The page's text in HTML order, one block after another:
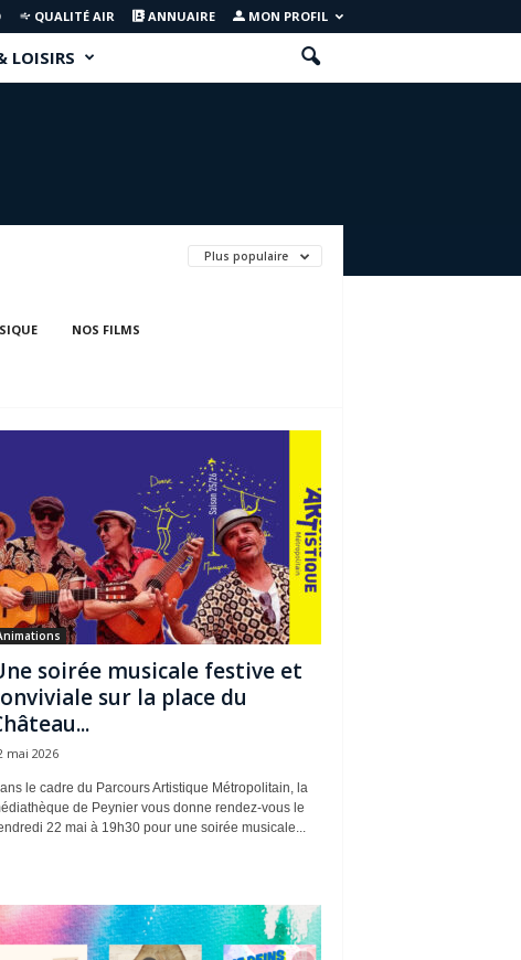
QUALITÉ AIR ANNUAIRE MON PROFIL
LOISIRS
Plus populaire
NOS FILMS
soirée musicale festive et
sur la place du
mai 2026
le cadre du Parcours Artistique Métropolitain, la
de Peynier vous donne rendez-vous le
22 mai à 19h30 pour une soirée musicale...